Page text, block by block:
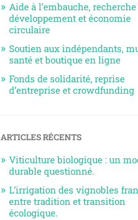
Aide à l’embauche,
développement et économie
circulaire
Soutien aux indépendants,
santé et boutique en ligne
Fonds de solidarité, reprise
d’entreprise et crowdfunding
ARTICLES RÉCENTS
Viticulture biologique : un
durable questionné.
L’irrigation des vignobles
entre tradition et transition
écologique.